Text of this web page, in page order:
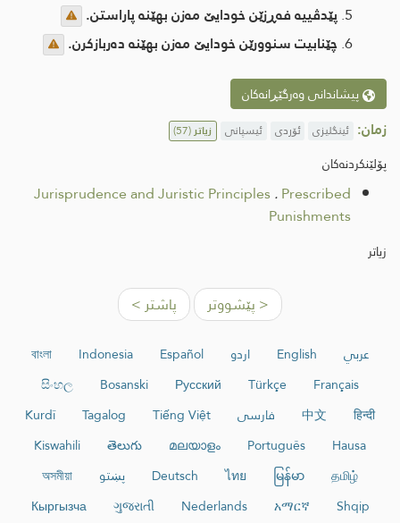
پێدڤییه‌ فەڕزێن خودایێ مه‌زن بهێنه‌ پاراستن.
چێنابیت سنوورێن خودایێ مه‌زن بهێنه‌ دەربازکرن.
پیشاندانی وەرگێڕانەکان
زمان: ئینگلیزی ئۆردی ئیسپانی زیاتر(57)
پۆلێنکردنەکان
Jurisprudence and Juristic Principles.Prescribed
Punishments
زیاتر
< پێشووتر پاشتر >
عربي English اردو Español
Indonesia
বাংলা
Français
Türkçe
Русский
Bosanski
සිංහල
हिन्दी
中文 فارسی Tiếng Việt
Tagalog
Kurdî
Hausa
Português
മലയാളം
తెలుగు
Kiswahili
தமிழ்
မြန်မာ
ไทย
Deutsch پښتو
অসমীয়া
Shqip
አማርኛ
Nederlands
ગુજરાતી
Кыргызча